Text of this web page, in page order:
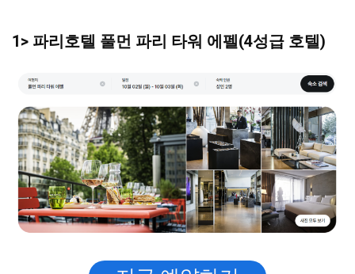
1> 파리호텔 풀먼 파리 타워 에펠(4성급 호텔)